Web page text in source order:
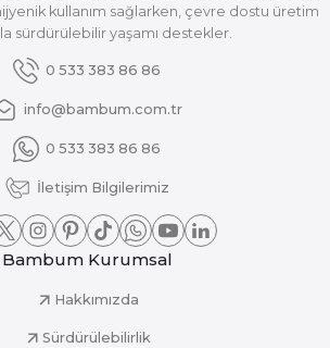
kullanım sağlarken, çevre dostu üretim
sürdürülebilir yaşamı destekler.
0 533 383 86 86
info@bambum.com.tr
0 533 383 86 86
İletişim Bilgilerimiz
Bambum Kurumsal
Hakkımızda
Sürdürülebilirlik